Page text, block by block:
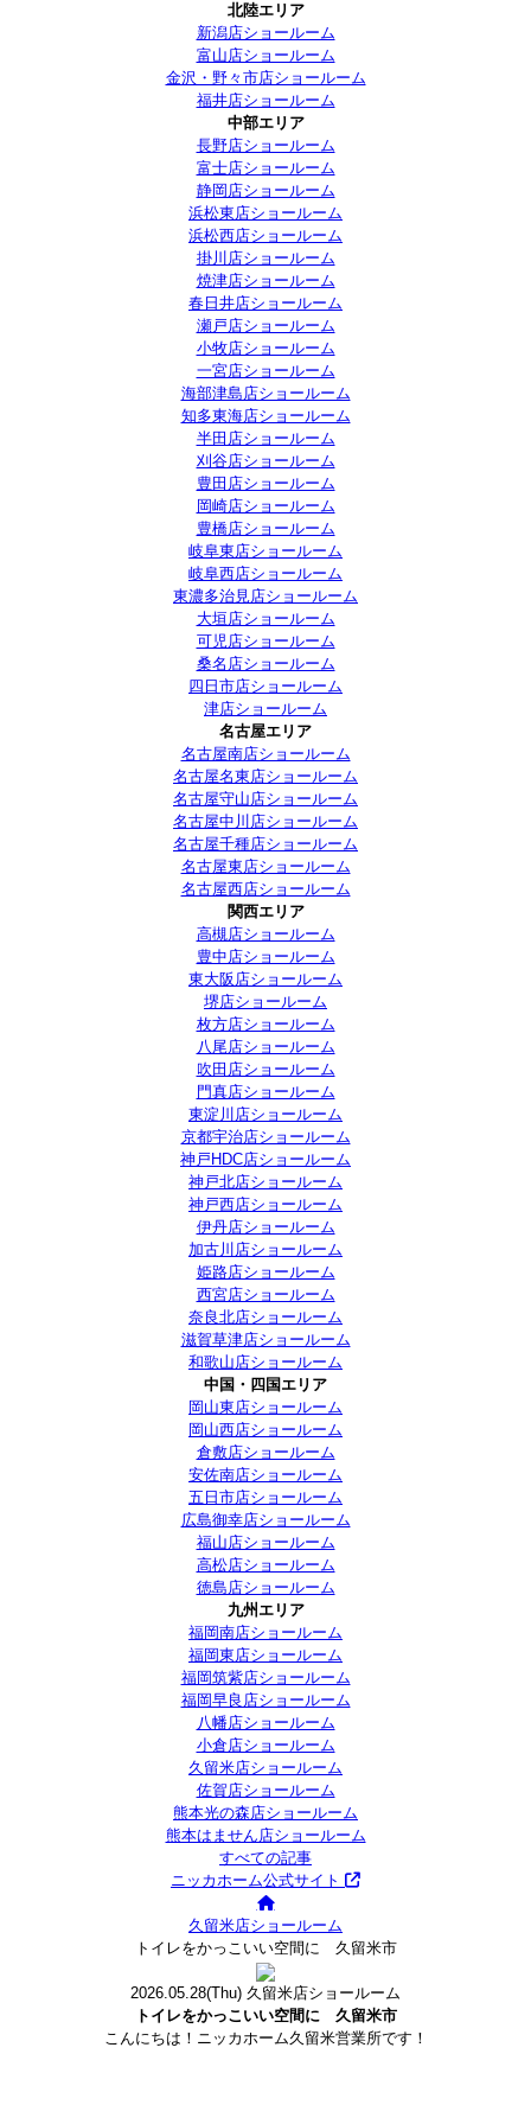
北陸エリア
新潟店ショールーム
富山店ショールーム
金沢・野々市店ショールーム
福井店ショールーム
中部エリア
長野店ショールーム
富士店ショールーム
静岡店ショールーム
浜松東店ショールーム
浜松西店ショールーム
掛川店ショールーム
焼津店ショールーム
春日井店ショールーム
瀬戸店ショールーム
小牧店ショールーム
一宮店ショールーム
海部津島店ショールーム
知多東海店ショールーム
半田店ショールーム
刈谷店ショールーム
豊田店ショールーム
岡崎店ショールーム
豊橋店ショールーム
岐阜東店ショールーム
岐阜西店ショールーム
東濃多治見店ショールーム
大垣店ショールーム
可児店ショールーム
桑名店ショールーム
四日市店ショールーム
津店ショールーム
名古屋エリア
名古屋南店ショールーム
名古屋名東店ショールーム
名古屋守山店ショールーム
名古屋中川店ショールーム
名古屋千種店ショールーム
名古屋東店ショールーム
名古屋西店ショールーム
関西エリア
高槻店ショールーム
豊中店ショールーム
東大阪店ショールーム
堺店ショールーム
枚方店ショールーム
八尾店ショールーム
吹田店ショールーム
門真店ショールーム
東淀川店ショールーム
京都宇治店ショールーム
神戸HDC店ショールーム
神戸北店ショールーム
神戸西店ショールーム
伊丹店ショールーム
加古川店ショールーム
姫路店ショールーム
西宮店ショールーム
奈良北店ショールーム
滋賀草津店ショールーム
和歌山店ショールーム
中国・四国エリア
岡山東店ショールーム
岡山西店ショールーム
倉敷店ショールーム
安佐南店ショールーム
五日市店ショールーム
広島御幸店ショールーム
福山店ショールーム
高松店ショールーム
徳島店ショールーム
九州エリア
福岡南店ショールーム
福岡東店ショールーム
福岡筑紫店ショールーム
福岡早良店ショールーム
八幡店ショールーム
小倉店ショールーム
久留米店ショールーム
佐賀店ショールーム
熊本光の森店ショールーム
熊本はません店ショールーム
すべての記事
ニッカホーム公式サイト
久留米店ショールーム
トイレをかっこいい空間に 久留米市
2026.05.28(Thu) 久留米店ショールーム
トイレをかっこいい空間に 久留米市
こんにちは！ニッカホーム久留米営業所です！